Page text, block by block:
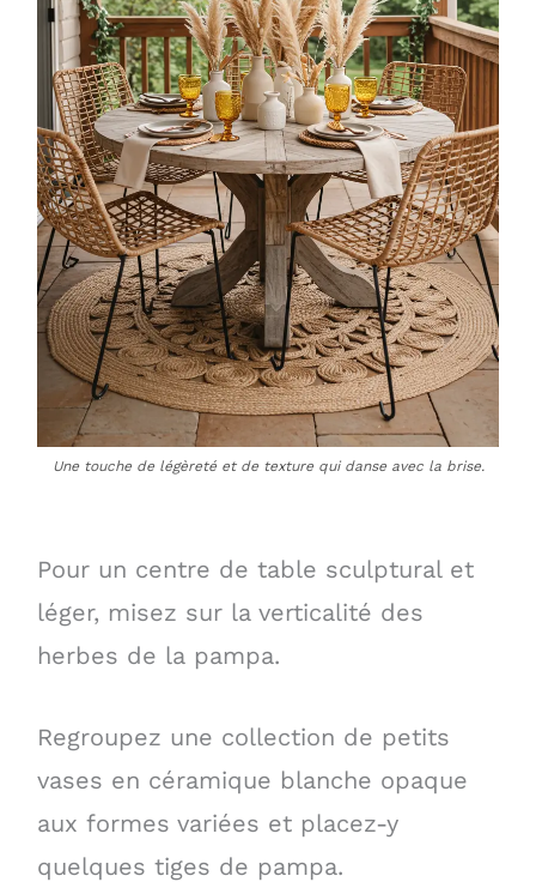
Une touche de légèreté et de texture qui danse avec la brise.
Pour un centre de table sculptural et
léger, misez sur la verticalité des
herbes de la pampa.
Regroupez une collection de petits
vases en céramique blanche opaque
aux formes variées et placez-y
quelques tiges de pampa.